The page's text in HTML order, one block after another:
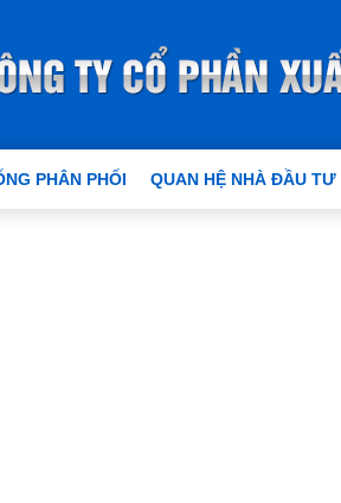
PHÂN PHỐI QUAN HỆ NHÀ ĐẦU TƯ